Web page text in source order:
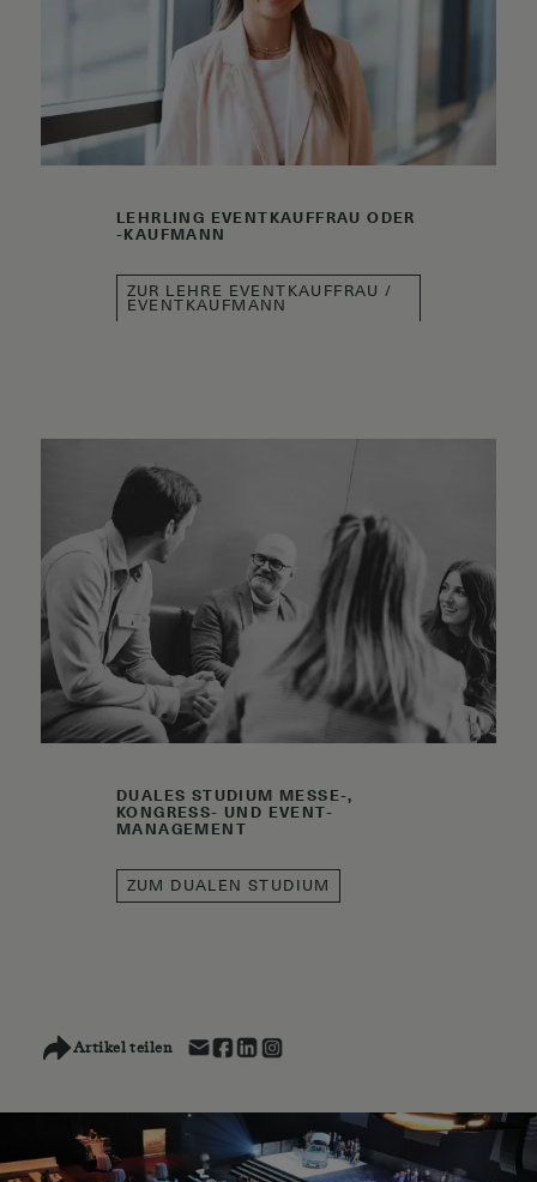
LEHRLING EVENTKAUFFRAU ODER
-KAUFMANN
ZUR LEHRE EVENTKAUFFRAU /
EVENTKAUFMANN
DUALES STUDIUM MESSE-,
KONGRESS- UND EVENT-
MANAGEMENT
ZUM DUALEN STUDIUM
Artikel teilen